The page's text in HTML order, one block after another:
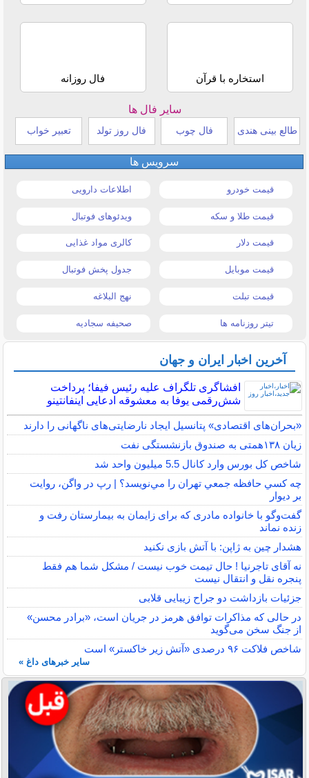
استخاره با قرآن فال روزانه
سایر فال ها
طالع بینی هندی فال چوب فال روز تولد تعبیر خواب
سرویس ها
قیمت خودرو اطلاعات دارویی
قیمت طلا و سکه ویدئوهای فوتبال
قیمت دلار کالری مواد غذایی
قیمت موبایل جدول پخش فوتبال
قیمت تبلت نهج البلاغه
تیتر روزنامه ها صحیفه سجادیه
آخرین اخبار ایران و جهان
افشاگری تلگراف علیه رئیس فیفا؛ پرداخت
شش‌رقمی یوفا به معشوقه ادعایی اینفانتینو
«بحران‌های اقتصادی» پتانسیل ایجاد نارضایتی‌های ناگهانی را دارند
زیان ۱۳۸همتی به صندوق بازنشستگی نفت
شاخص کل بورس وارد کانال 5.5 میلیون واحد شد
چه كسي حافظه جمعي تهران را مي‌نويسد؟ | رپ در واگن، روايت
بر ديوار
گفت‌وگو با خانواده مادری که برای زایمان به بیمارستان رفت و
زنده نماند
هشدار چین به ژاپن: با آتش بازی نکنید
نه آقای تاجرنیا ! حال تیمت خوب نیست / مشکل شما هم فقط
پنجره نقل و انتقال نیست
جزئیات بازداشت دو جراح زیبایی قلابی
در حالی که مذاکرات توافق هرمز در جریان است، «برادر محسن»
از جنگ سخن می‌گوید
شاخص فلاکت ۹۶ درصدی «آتش زیر خاکستر» است
سایر خبرهای داغ »